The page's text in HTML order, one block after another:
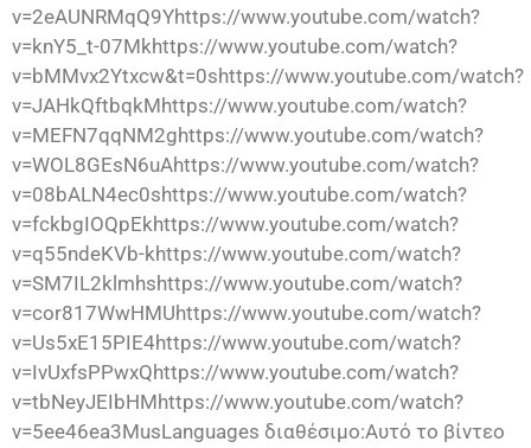
v=2eAUNRMqQ9Yhttps://www.youtube.com/watch?
v=knY5_t-07Mkhttps://www.youtube.com/watch?
v=bMMvx2Ytxcw&t=0shttps://www.youtube.com/watch?
v=JAHkQftbqkMhttps://www.youtube.com/watch?
v=MEFN7qqNM2ghttps://www.youtube.com/watch?
v=WOL8GEsN6uAhttps://www.youtube.com/watch?
v=08bALN4ec0shttps://www.youtube.com/watch?
v=fckbgIOQpEkhttps://www.youtube.com/watch?
v=q55ndeKVb-khttps://www.youtube.com/watch?
v=SM7IL2klmhshttps://www.youtube.com/watch?
v=cor817WwHMUhttps://www.youtube.com/watch?
v=Us5xE15PIE4https://www.youtube.com/watch?
v=IvUxfsPPwxQhttps://www.youtube.com/watch?
v=tbNeyJEIbHMhttps://www.youtube.com/watch?
v=5ee46ea3MusLanguages διαθέσιμο:Αυτό το βίντεο